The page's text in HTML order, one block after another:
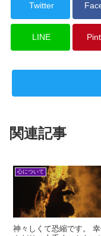
Twitter
LINE
関連記事
心について
神々しくて恐縮です。